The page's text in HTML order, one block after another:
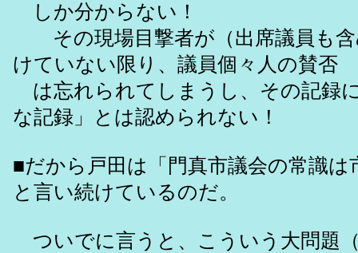
しか分からない！
その現場目撃者が（出席議員も含
けていない限り、議員個々人の賛否
は忘れられてしまうし、その記録
な記録」とは認められない！
■だから戸田は「門真市議会の常識は
と言い続けているのだ。
ついでに言うと、こういう大問題